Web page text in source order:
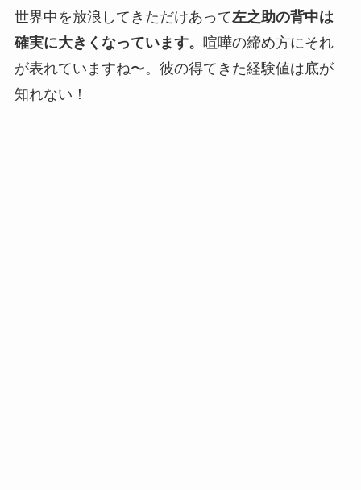
世界中を放浪してきただけあって左之助の背中は
確実に大きくなっています。 喧嘩の締め方にそれ
が表れていますね〜。彼の得てきた経験値は底が
知れない！